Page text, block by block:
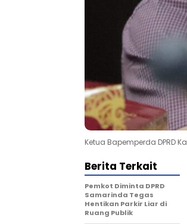
Ketua Bapemperda DPRD
Berita Terkait
Pemkot Diminta DPRD
Samarinda Tegas
Hentikan Parkir Liar di
Ruang Publik